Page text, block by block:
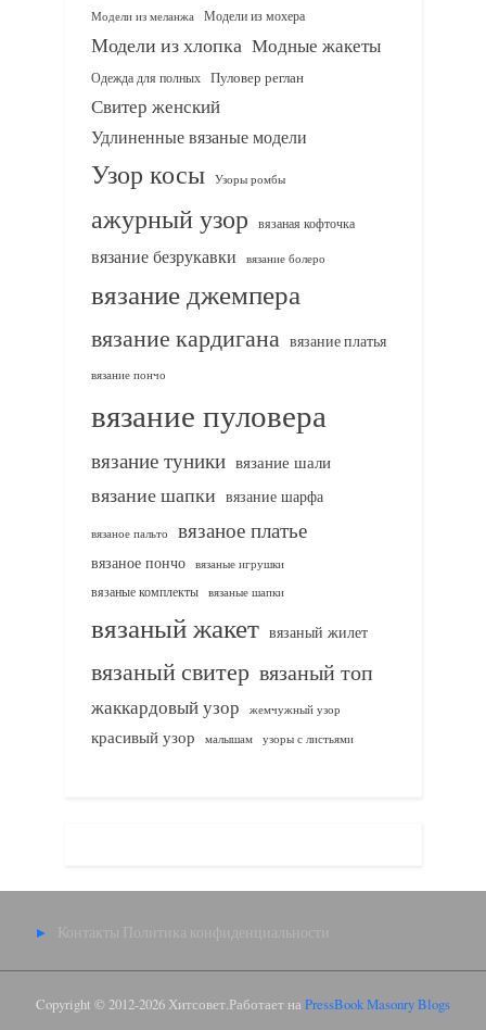
Модели из меланжа Модели из мохера
Модели из хлопка Модные жакеты
Одежда для полных Пуловер реглан
Свитер женский
Удлиненные вязаные модели
Узор косы Узоры ромбы
ажурный узор вязаная кофточка
вязание безрукавки вязание болеро
вязание джемпера
вязание кардигана вязание платья
вязание пончо
вязание пуловера
вязание туники вязание шали
вязание шапки вязание шарфа
вязаное пальто вязаное платье
вязаное пончо вязаные игрушки
вязаные комплекты
вязаные шапки
вязаный жакет вязаный жилет
вязаный свитер вязаный топ
жаккардовый узор жемчужный узор
красивый узор малышам узоры с листьями
Контакты Политика конфиденциальности
Copyright © 2012-2026 Хитсовет.Работает на PressBook Masonry Blogs